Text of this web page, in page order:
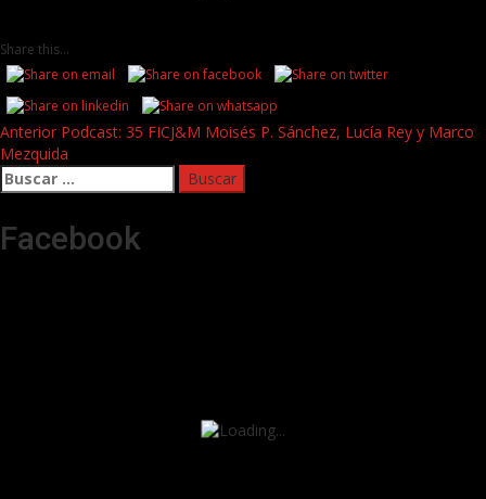
Share this...
Post
navigation
Anterior Podcast: 35 FICJ&M Moisés P. Sánchez, Lucía Rey y Marco
Mezquida
Buscar:
Facebook